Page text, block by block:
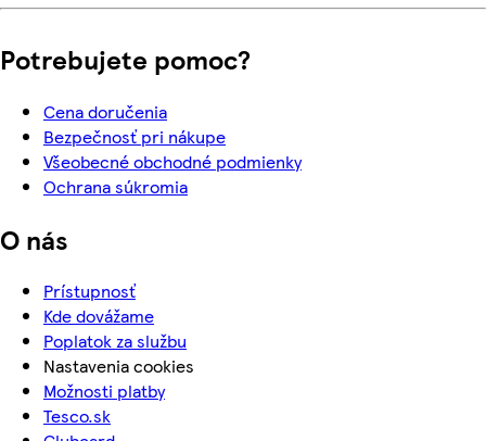
Potrebujete pomoc?
Cena doručenia
Bezpečnosť pri nákupe
Všeobecné obchodné podmienky
Ochrana súkromia
O nás
Prístupnosť
Kde dovážame
Poplatok za službu
Nastavenia cookies
Možnosti platby
Tesco.sk